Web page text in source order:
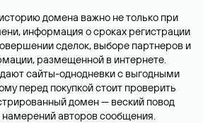
домена важно не только при
информация о сроках регистрации
сделок, выборе партнеров и
размещенной в интернете.
сайты-однодневки с выгодными
перед покупкой стоит проверить
домен — веский повод
намерений авторов сообщения.